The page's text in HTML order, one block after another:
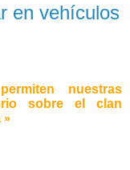
en vehículos
nuestras
sobre el clan
»